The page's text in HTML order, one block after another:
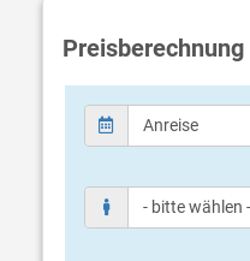
begeistert sein.
In unmittelbarer Nähe
Preisberechnung